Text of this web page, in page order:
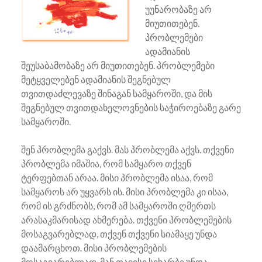
უუნარობაზე არ
მიუთითებენ.
პრობლემები
ადამიანის
შეუსაბამობაზე არ მიუთითებენ. პრობლემები
მეტყველებენ ადამიანის შეგნებულ
თვითდაძლევაზე შინაგან სამყაროში, და მის
შეგნებულ თვითდახელოვნების საჭიროებაზე გარე
სამყაროში.
შენ პრობლემა გაქვს. მას პრობლემა აქვს. თქვენი
პრობლემა იმაშია, რომ სამყარო თქვენ
ტერფებთან არაა. მისი პრობლემა ისაა, რომ
სამყაროს არ უყვარს ის. მისი პრობლემა კი ისაა,
რომ ის გრძნობს, რომ ამ სამყაროში ღმერთს
არასაკმარისად ახმერება. თქვენი პრობლემების
მოსაგვარებლად, თქვენ თქვენი სიამაყე უნდა
დაამარცხოთ. მისი პრობლემების